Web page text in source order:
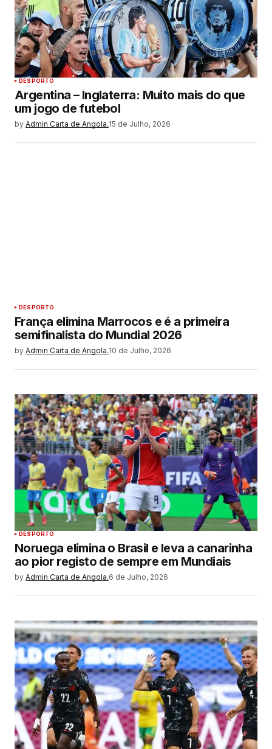
DESPORTO
Argentina – Inglaterra: Muito mais do que
um jogo de futebol
by Admin Carta de Angola.15 de Julho, 2026
DESPORTO
França elimina Marrocos e é a primeira
semifinalista do Mundial 2026
by Admin Carta de Angola.10 de Julho, 2026
DESPORTO
Noruega elimina o Brasil e leva a canarinha
ao pior registo de sempre em Mundiais
by Admin Carta de Angola.6 de Julho, 2026